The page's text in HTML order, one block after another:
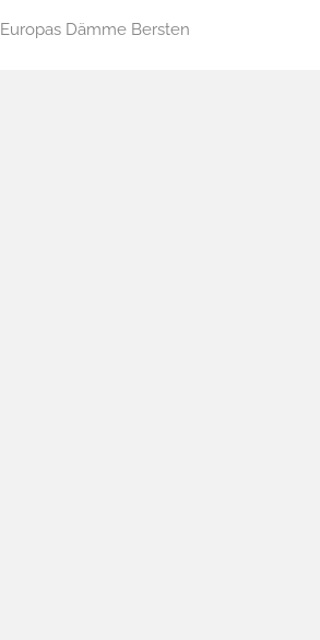
Europas Dämme Bersten